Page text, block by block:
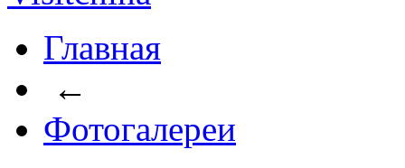
Главная
←
Фотогалереи